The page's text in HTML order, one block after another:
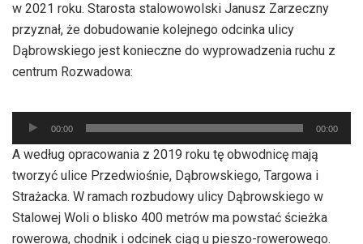
w 2021 roku. Starosta stalowowolski Janusz Zarzeczny
przyznał, że dobudowanie kolejnego odcinka ulicy
Dąbrowskiego jest konieczne do wyprowadzenia ruchu z
centrum Rozwadowa:
Odtwarzacz
plików
dźwiękowych
00:00 00:00
A według opracowania z 2019 roku tę obwodnicę mają
tworzyć ulice Przedwiośnie, Dąbrowskiego, Targowa i
Strażacka. W ramach rozbudowy ulicy Dąbrowskiego w
Stalowej Woli o blisko 400 metrów ma powstać ścieżka
rowerowa, chodnik i odcinek ciąg u pieszo-rowerowego.